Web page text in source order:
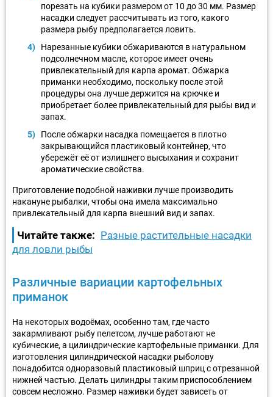
порезать на кубики размером от 10 до 30 мм. Размер
насадки следует рассчитывать из того, какого
размера рыбу предполагается ловить.
Нарезанные кубики обжариваются в натуральном
подсолнечном масле, которое имеет очень
привлекательный для карпа аромат. Обжарка
приманки необходимо, поскольку после этой
процедуры она лучше держится на крючке и
приобретает более привлекательный для рыбы вид и
запах.
После обжарки насадка помещается в плотно
закрывающийся пластиковый контейнер, что
убережёт её от излишнего высыхания и сохранит
ароматические свойства.
Приготовление подобной наживки лучше производить
накануне рыбалки, чтобы она имела максимально
привлекательный для карпа внешний вид и запах.
Читайте также: Разные растительные насадки
для ловли рыбы
Различные вариации картофельных
приманок
На некоторых водоёмах, особенно там, где часто
закармливают рыбу пелетсом, лучше работают не
кубические, а цилиндрические картофельные приманки. Для
изготовления цилиндрической насадки рыболову
понадобится одноразовый пластиковый шприц с отрезанной
нижней частью. Делать цилиндры таким приспособлением
совсем несложно. Размер наживки будет зависеть от